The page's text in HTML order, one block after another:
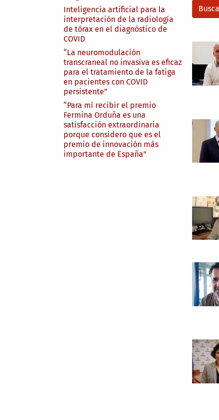
Inteligencia artificial para la
interpretación de la radiología
de tórax en el diagnóstico de
COVID
“La neuromodulación
transcraneal no invasiva es eficaz
para el tratamiento de la fatiga
en pacientes con COVID
persistente”
“Para mí recibir el premio
Fermina Orduña es una
satisfacción extraordinaria
porque considero que es el
premio de innovación más
importante de España”